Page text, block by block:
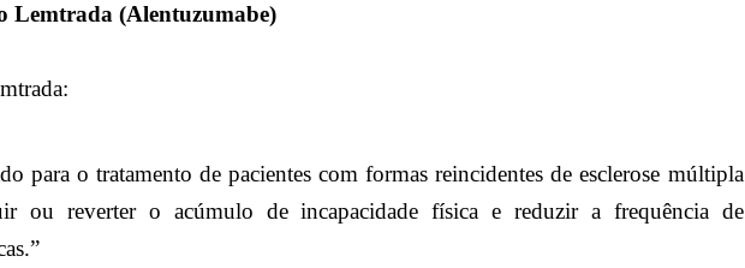
Lemtrada (Alentuzumabe)
para o tratamento de pacientes com formas reincidentes de esclerose múltipla
ou reverter o acúmulo de incapacidade física e reduzir a frequência de